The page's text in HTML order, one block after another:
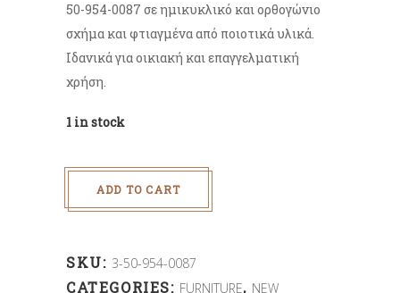
50-954-0087 σε ημικυκλικό και ορθογώνιο
σχήμα και φτιαγμένα από ποιοτικά υλικά.
Ιδανικά για οικιακή και επαγγελματική
χρήση.
1 in stock
ADD TO CART
SKU: 3-50-954-0087
CATEGORIES: FURNITURE, NEW